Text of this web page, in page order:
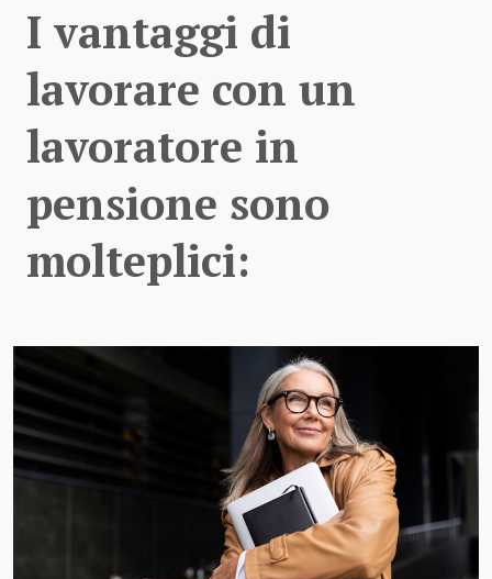
I vantaggi di
lavorare con un
lavoratore in
pensione sono
molteplici: